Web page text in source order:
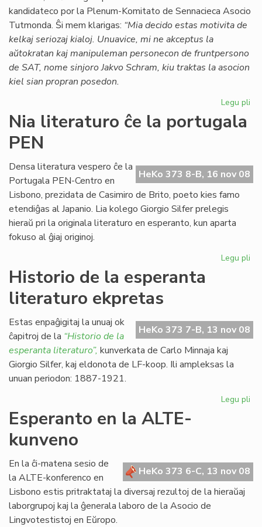
kandidateco por la Plenum-Komitato de Sennacieca Asocio
Tutmonda. Ŝi mem klarigas: “Mia decido estas motivita de
kelkaj seriozaj kialoj. Unuavice, mi ne akceptus la
aŭtokratan kaj manipuleman personecon de fruntpersono
de SAT, nome sinjoro Jakvo Schram, kiu traktas la asocion
kiel sian propran posedon.
Legu pli
en
Nia literaturo ĉe la portugala
PEN
HeKo 373 8-B, 16 nov 08
Densa literatura vespero ĉe la
Portugala PEN-Centro en
Lisbono, prezidata de Casimiro de Brito, poeto kies famo
etendiĝas al Japanio. Lia kolego Giorgio Silfer prelegis
hieraŭ pri la originala literaturo en esperanto, kun aparta
fokuso al ĝiaj originoj.
Legu pli
Historio de la esperanta
literaturo ekpretas
HeKo 373 7-B, 13 nov 08
Estas enpaĝigitaj la unuaj ok
ĉapitroj de la “Historio de la
esperanta literaturo”, kunverkata de Carlo Minnaja kaj
Giorgio Silfer, kaj eldonota de LF-koop. Ili ampleksas la
unuan periodon: 1887-1921.
Legu pli
Esperanto en la ALTE-
kunveno
HeKo 373 6-C, 13 nov 08
En la ĉi-matena sesio de
la ALTE-konferenco en
Lisbono estis pritraktataj la diversaj rezultoj de la hieraŭaj
laborgrupoj kaj la ĝenerala laboro de la Asocio de
Lingvotestistoj en Eŭropo.